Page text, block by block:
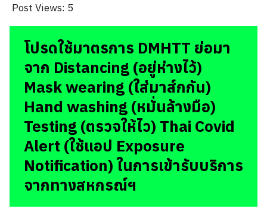
Post Views: 5
โปรดใช้มาตรการ DMHTT ย่อมา
จาก Distancing (อยู่ห่างไว้)
Mask wearing (ใส่มาส์กกัน)
Hand washing (หมั่นล้างมือ)
Testing (ตรวจให้ไว) Thai Covid
Alert (ใช้แอป Exposure
Notification) ในการเข้ารับบริการ
จากทางสหกรณ์ฯ